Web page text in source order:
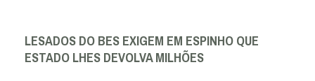
LESADOS DO BES EXIGEM EM ESPINHO QUE
ESTADO LHES DEVOLVA MILHÕES